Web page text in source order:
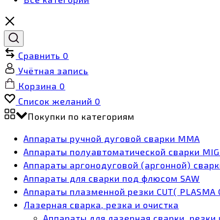
Сравнить 0
Учётная запись
Корзина 0
Список желаний 0
Покупки по категориям
Аппараты ручной дуговой сварки MMA
Аппараты полуавтоматической сварки
Аппараты аргонодуговой (аргонной)
Аппараты для сварки под флюсом SAW
Аппараты плазменной резки CUT( PLASMA
Лазерная сварка, резка и очистка